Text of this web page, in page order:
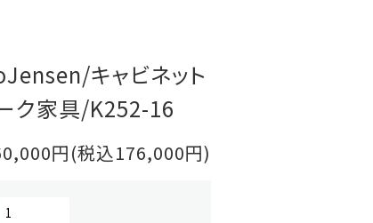
キャビネット
ーク家具/K252-16
円(税込176,000円)